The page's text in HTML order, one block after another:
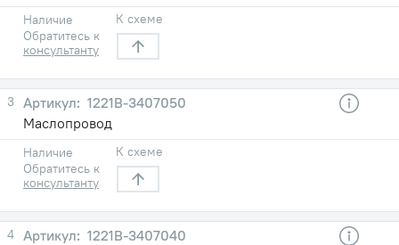
Наличие
Обратитесь к
консультанту
К схеме
3
1221B-3407050
Маслопровод
Наличие
Обратитесь к
консультанту
К схеме
4
1221B-3407040